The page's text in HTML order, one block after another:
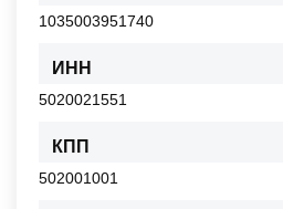
1035003951740
ИНН
5020021551
КПП
502001001